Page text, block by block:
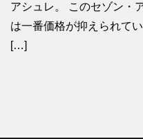
アシュレ。 このセゾン・
は一番価格が抑えられて
[…]